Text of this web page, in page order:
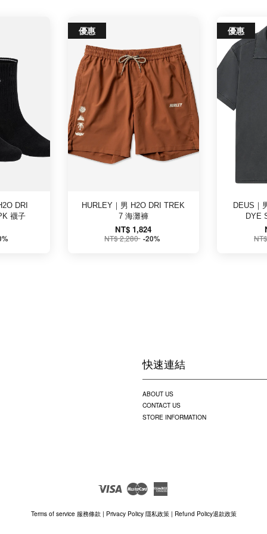
DRI
襪子
優惠
HURLEY｜男 H2O DRI TREK
7 海灘褲
NT$ 1,824
NT$ 2,280 -20%
優惠
DEUS｜
DYE
快速連結
ABOUT US
CONTACT US
STORE INFORMATION
Visa Master
Terms of service 服務條款| Privacy Policy 隱私政策| Refund Policy退款政策